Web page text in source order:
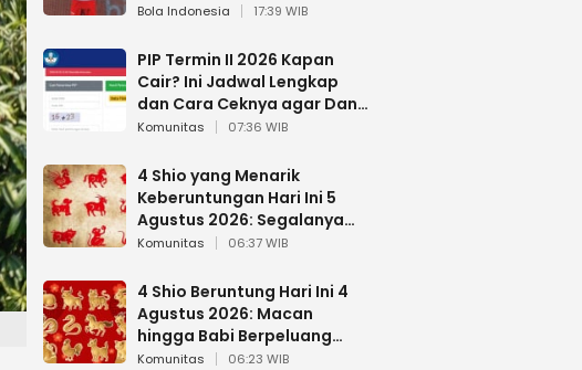
Bola Indonesia 17:39 WIB
PIP Termin II 2026 Kapan
Cair? Ini Jadwal Lengkap
dan Cara Ceknya agar Dana
Tidak Hangus!
Komunitas 07:36 WIB
4 Shio yang Menarik
Keberuntungan Hari Ini 5
Agustus 2026: Segalanya
Berjalan Lancar
Komunitas 06:37 WIB
4 Shio Beruntung Hari Ini 4
Agustus 2026: Macan
hingga Babi Berpeluang
Dapat Kabar Baik
Komunitas 06:23 WIB